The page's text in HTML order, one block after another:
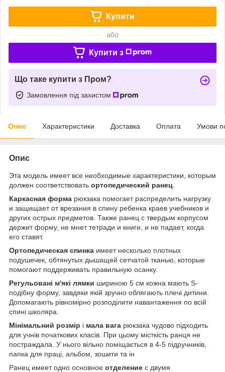
Купити
або
Купити з
Що таке купити з Пром?
Замовлення під захистом
Опис Характеристики Доставка Оплата Умови
Опис
Эта модель имеет все необходимые характеристики, которым
должен соответствовать ортопедический ранец
Каркасная форма рюкзака помогает распределить нагрузку
и защищает от врезания в спину ребенка краев учебников и
других острых предметов. Также ранец с твердым корпусом
держит форму, не мнет тетради и книги, и не падает, когда
его ставят.
Ортопедическая спинка имеет несколько плотных
подушечек, обтянутых дышащей сетчатой тканью, которые
помогают поддерживать правильную осанку.
Регульовані м'які лямки шириною 5 см кожна мають S-
подібну форму, завдяки якій зручно облягають плечі дитини.
Допомагають рівномірно розподілити навантаження по всій
спині школяра.
Мінімальний розмір і мала вага рюкзака чудово підходить
для учнів початкових класів. При цьому місткість ранця не
постраждала. У нього вільно поміщається в 4-5 підручників,
папка для праці, альбом, зошити та ін
Ранец имеет одно основное отделение с двумя